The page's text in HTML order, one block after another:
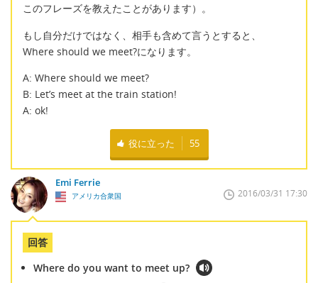
このフレーズを教えたことがあります）。
もし自分だけではなく、相手も含めて言うとすると、
Where should we meet?になります。
A: Where should we meet?
B: Let’s meet at the train station!
A: ok!
役に立った 55
Emi Ferrie
アメリカ合衆国 2016/03/31 17:30
回答
Where do you want to meet up?